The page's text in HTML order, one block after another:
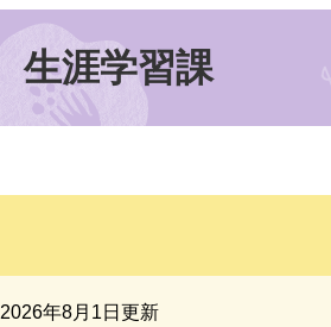
生涯学習課
2026年8月1日更新